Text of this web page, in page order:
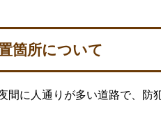
箇所について
間に人通りが多い道路で、